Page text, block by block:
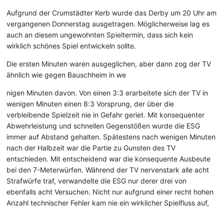
Aufgrund der Crumstädter Kerb wurde das Derby um 20 Uhr am
vergangenen Donnerstag ausgetragen. Möglicherweise lag es
auch an diesem ungewohnten Spieltermin, dass sich kein
wirklich schönes Spiel entwickeln sollte.
Die ersten Minuten waren ausgeglichen, aber dann zog der TV
ähnlich wie gegen Bauschheim in we
nigen Minuten davon. Von einen 3:3 erarbeitete sich der TV in
wenigen Minuten einen 8:3 Vorsprung, der über die
verbleibende Spielzeit nie in Gefahr geriet. Mit konsequenter
Abwehrleistung und schnellen Gegenstößen wurde die ESG
immer auf Abstand gehalten. Spätestens nach wenigen Minuten
nach der Halbzeit war die Partie zu Gunsten des TV
entschieden. Mit entscheidend war die konsequente Ausbeute
bei den 7-Meterwürfen. Während der TV nervenstark alle acht
Strafwürfe traf, verwandelte die ESG nur derer drei von
ebenfalls acht Versuchen. Nicht nur aufgrund einer recht hohen
Anzahl technischer Fehler kam nie ein wirklicher Spielfluss auf,